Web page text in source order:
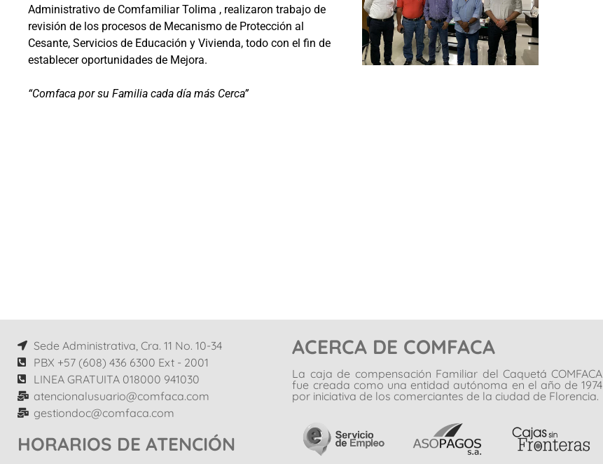
Administrativo de Comfamiliar Tolima , realizaron trabajo de
revisión de los procesos de Mecanismo de Protección al
Cesante, Servicios de Educación y Vivienda, todo con el fin de
establecer oportunidades de Mejora.
“Comfaca por su Familia cada día más Cerca”
Sede Administrativa, Cra. 11 No. 10-34
PBX +57 (608) 436 6300 Ext - 2001
LINEA GRATUITA 018000 941030
atencionalusuario@comfaca.com
gestiondoc@comfaca.com
HORARIOS DE ATENCIÓN
ACERCA DE COMFACA
La caja de compensación Familiar del Caquetá COMFACA
fue creada como una entidad autónoma en el año de 1974
por iniciativa de los comerciantes de la ciudad de Florencia.